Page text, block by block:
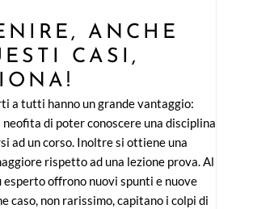
ANCHE
CASI,
a tutti hanno un grande vantaggio:
neofita di poter conoscere una disciplina
ad un corso. Inoltre si ottiene una
rispetto ad una lezione prova. Al
offrono nuovi spunti e nuove
caso, non rarissimo, capitano i colpi di